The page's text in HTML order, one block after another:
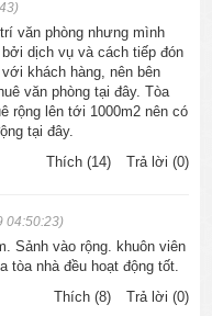
văn phòng nhưng mình
dịch vụ và cách tiếp đón
khách hàng, nên bên
văn phòng tại đây. Tòa
rộng lên tới 1000m2 nên có
tại đây.
Thích (14)
Trả lời (0)
04:50:23)
Sảnh vào rộng. khuôn viên
tòa nhà đều hoạt động tốt.
Thích (8)
Trả lời (0)